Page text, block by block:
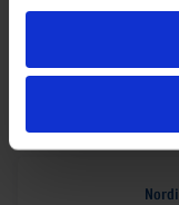
(4000K). Op
zoals dimbaar via
gradendundels
Bijbehorende